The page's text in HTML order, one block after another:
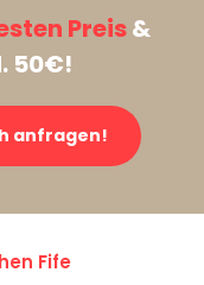
Preis&
50€!
anfragen!
Fife